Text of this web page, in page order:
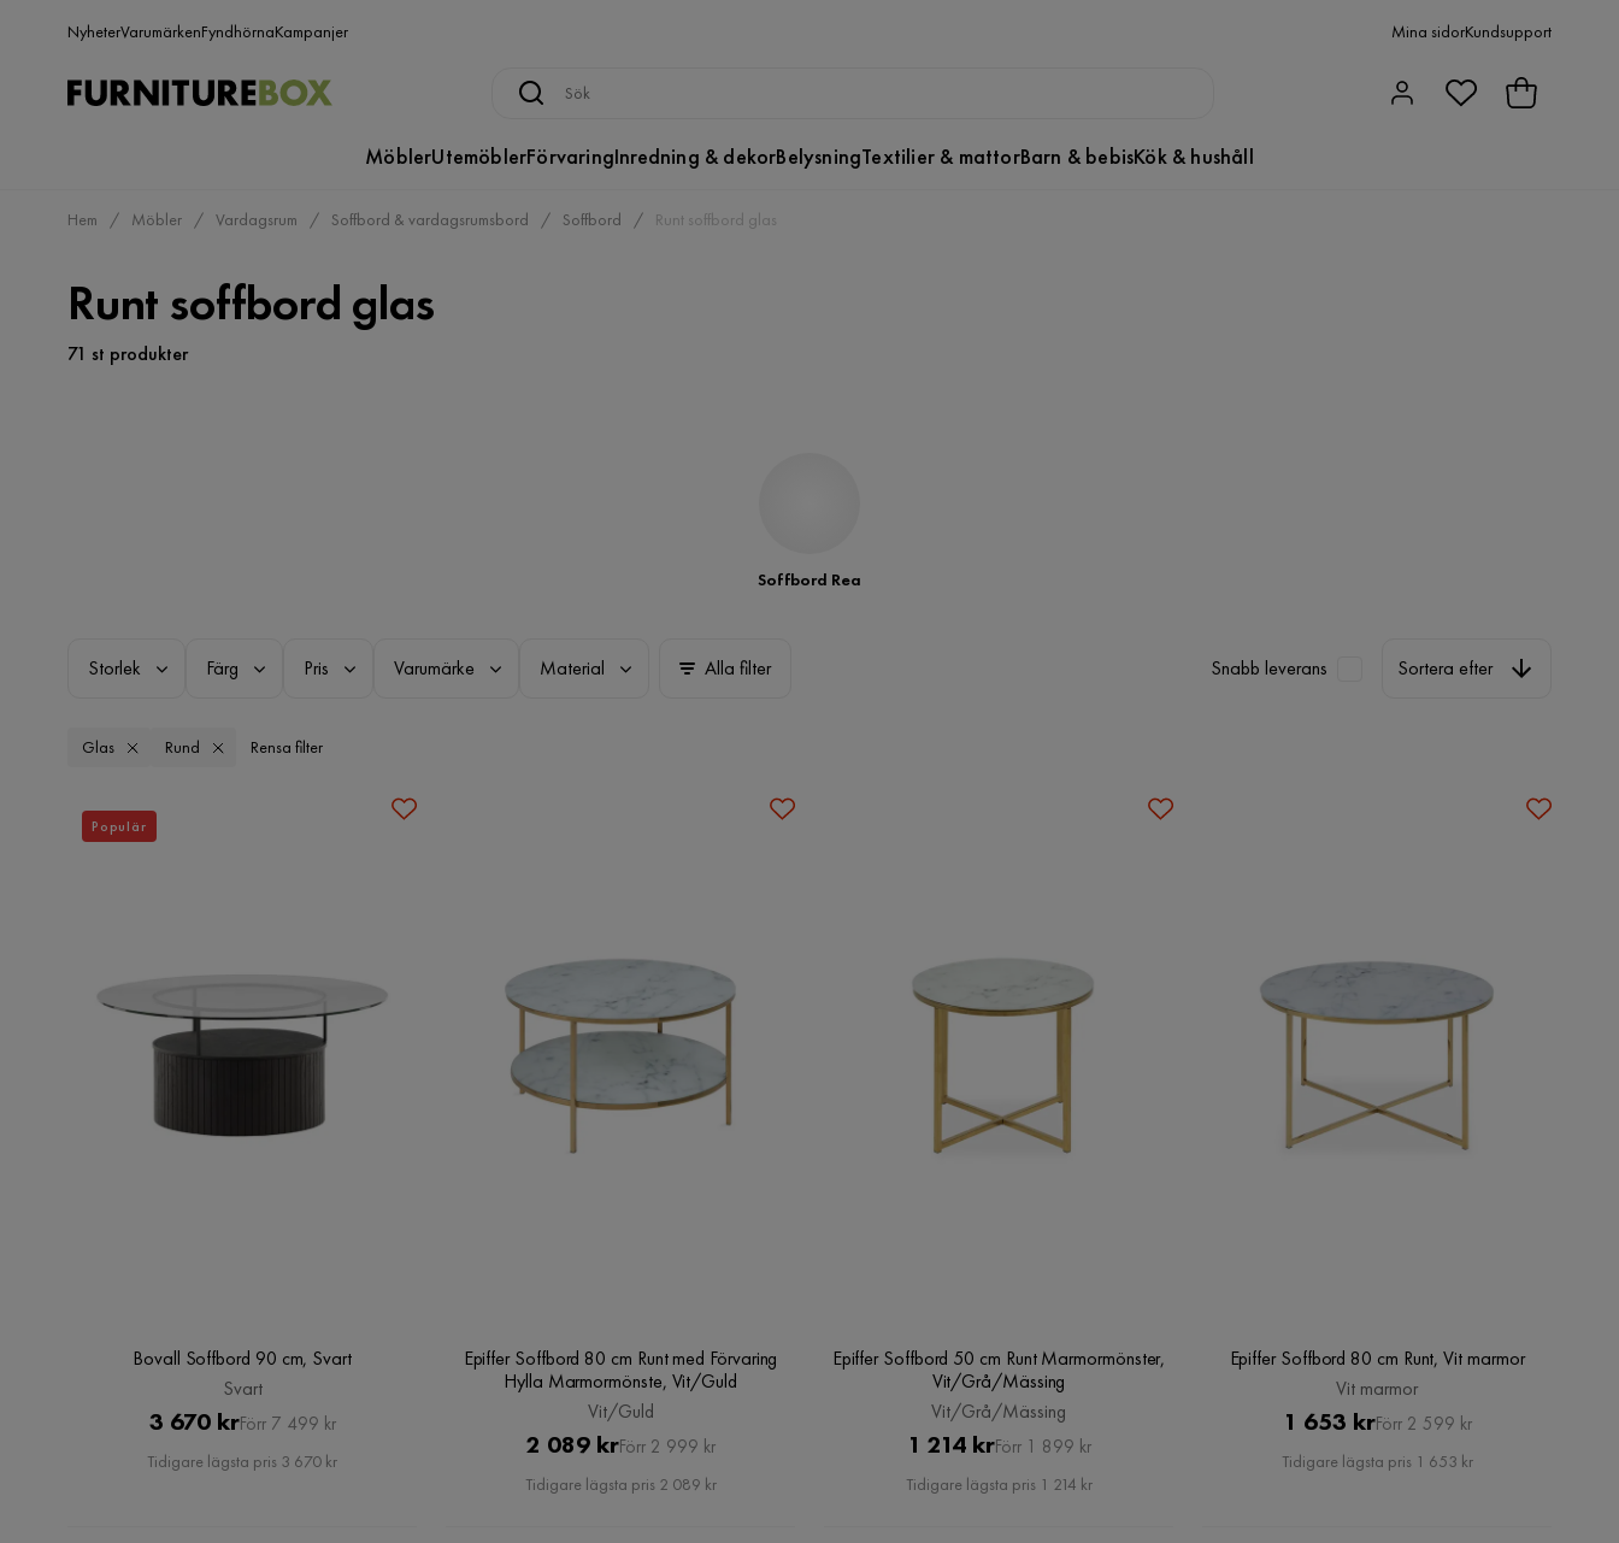
NyheterVarumärkenFyndhörnaKampanjer Mina sidorKundsupport
MöblerUtemöblerFörvaringInredning & dekorBelysningTextilier & mattorBarn & bebisKök & hushåll
Hem Möbler Vardagsrum Soffbord & vardagsrumsbord Soffbord Runt soffbord glas
Runt soffbord glas
71 st produkter
Soffbord Rea
Storlek Färg Pris Varumärke Material Alla filter Snabb leverans Sortera efter
Glas Rund Rensa filter
Bovall Soffbord 90 cm, Svart
Svart
Pris
3 670 krOriginal
Pris
Förr 7 499 kr
Tidigare lägsta pris 3 670 kr
Populär
Epiffer Soffbord 80 cm Runt med Förvaring
Hylla Marmormönste, Vit/Guld
Vit/Guld
Pris
2 089 krOriginal
Pris
Förr 2 999 kr
Tidigare lägsta pris 2 089 kr
Epiffer Soffbord 50 cm Runt Marmormönster,
Vit/Grå/Mässing
Vit/Grå/Mässing
Pris
1 214 krOriginal
Pris
Förr 1 899 kr
Tidigare lägsta pris 1 214 kr
Epiffer Soffbord 80 cm Runt, Vit marmor
Vit marmor
Pris
1 653 krOriginal
Pris
Förr 2 599 kr
Tidigare lägsta pris 1 653 kr